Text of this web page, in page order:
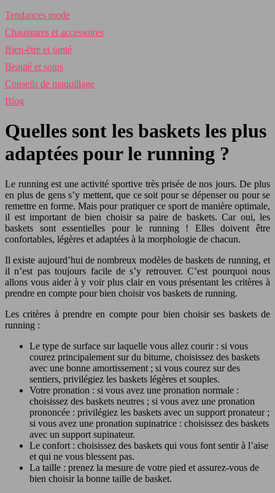
Tendances mode
Chaussures et accessoires
Bien-être et santé
Beauté et soins
Conseils de maquillage
Blog
Quelles sont les baskets les plus
adaptées pour le running ?
Le running est une activité sportive très prisée de nos jours. De plus
en plus de gens s’y mettent, que ce soit pour se dépenser ou pour se
remettre en forme. Mais pour pratiquer ce sport de manière optimale,
il est important de bien choisir sa paire de baskets. Car oui, les
baskets sont essentielles pour le running ! Elles doivent être
confortables, légères et adaptées à la morphologie de chacun.
Il existe aujourd’hui de nombreux modèles de baskets de running, et
il n’est pas toujours facile de s’y retrouver. C’est pourquoi nous
allons vous aider à y voir plus clair en vous présentant les critères à
prendre en compte pour bien choisir vos baskets de running.
Les critères à prendre en compte pour bien choisir ses baskets de
running :
Le type de surface sur laquelle vous allez courir : si vous
courez principalement sur du bitume, choisissez des baskets
avec une bonne amortissement ; si vous courez sur des
sentiers, privilégiez les baskets légères et souples.
Votre pronation : si vous avez une pronation normale :
choisissez des baskets neutres ; si vous avez une pronation
prononcée : privilégiez les baskets avec un support pronateur ;
si vous avez une pronation supinatrice : choisissez des baskets
avec un support supinateur.
Le confort : choisissez des baskets qui vous font sentir à l’aise
et qui ne vous blessent pas.
La taille : prenez la mesure de votre pied et assurez-vous de
bien choisir la bonne taille de basket.